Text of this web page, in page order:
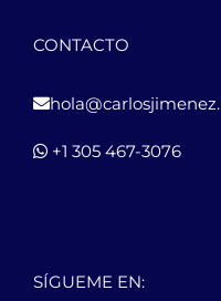
CONTACTO
+1 305 467-3076
SÍGUEME EN: